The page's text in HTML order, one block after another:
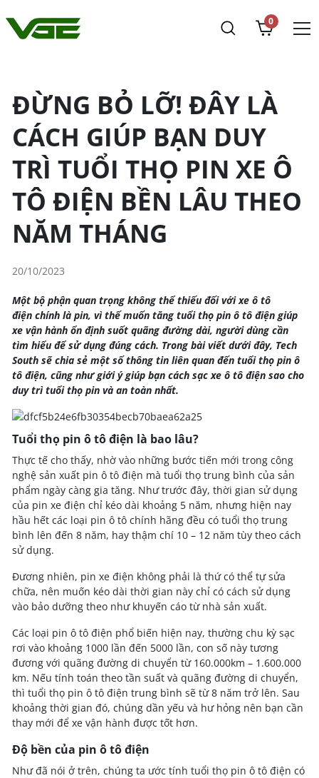
0
ĐỪNG BỎ LỠ! ĐÂY LÀ
CÁCH GIÚP BẠN DUY
TRÌ TUỔI THỌ PIN XE Ô
TÔ ĐIỆN BỀN LÂU THEO
NĂM THÁNG
20/10/2023
Một bộ phận quan trọng không thể thiếu đối với xe ô tô
điện chính là pin, vì thế muốn tăng tuổi thọ pin ô tô điện giúp
xe vận hành ổn định suốt quãng đường dài, người dùng cần
tìm hiểu để sử dụng đúng cách. Trong bài viết dưới đây, Tech
South sẽ chia sẻ một số thông tin liên quan đến tuổi thọ pin ô
tô điện, cũng như giới ý giúp bạn cách sạc xe ô tô điện sao cho
duy trì tuổi thọ pin và an toàn nhất.
Tuổi thọ pin ô tô điện là bao lâu?
Thực tế cho thấy, nhờ vào những bước tiến mới trong công
nghệ sản xuất pin ô tô điện mà tuổi thọ trung bình của sản
phẩm ngày càng gia tăng. Như trước đây, thời gian sử dụng
của pin xe điện chỉ kéo dài khoảng 5 năm, nhưng hiện nay
hầu hết các loại pin ô tô chính hãng đều có tuổi thọ trung
bình lên đến 8 năm, hay thậm chí 10 – 12 năm tùy theo cách
sử dụng.
Đương nhiên, pin xe điện không phải là thứ có thể tự sửa
chữa, nên muốn kéo dài thời gian này chỉ có cách sử dụng
vào bảo dưỡng theo như khuyến cáo từ nhà sản xuất.
Các loại pin ô tô điện phổ biến hiện nay, thường chu kỳ sạc
rơi vào khoảng 1000 lần đến 5000 lần, con số này tương
đương với quãng đường di chuyển từ 160.000km – 1.600.000
km. Nếu tính toán theo tần suất và quãng đường di chuyển,
thì tuổi thọ pin ô tô điện trung bình sẽ từ 8 năm trở lên. Sau
khoảng thời gian đó, chúng dần yếu và hư hỏng nên bạn cần
thay mới để xe vận hành được tốt hơn.
Độ bền của pin ô tô điện
Như đã nói ở trên, chúng ta ước tính tuổi thọ pin ô tô điện có